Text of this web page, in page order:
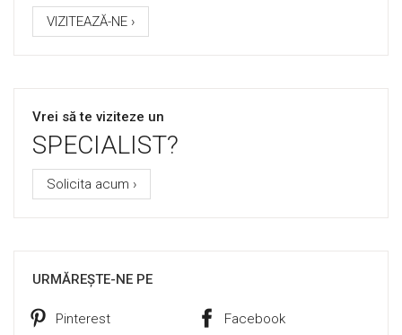
VIZITEAZĂ-NE ›
Vrei să te viziteze un
SPECIALIST?
Solicita acum ›
URMĂREȘTE-NE PE
Pinterest Facebook